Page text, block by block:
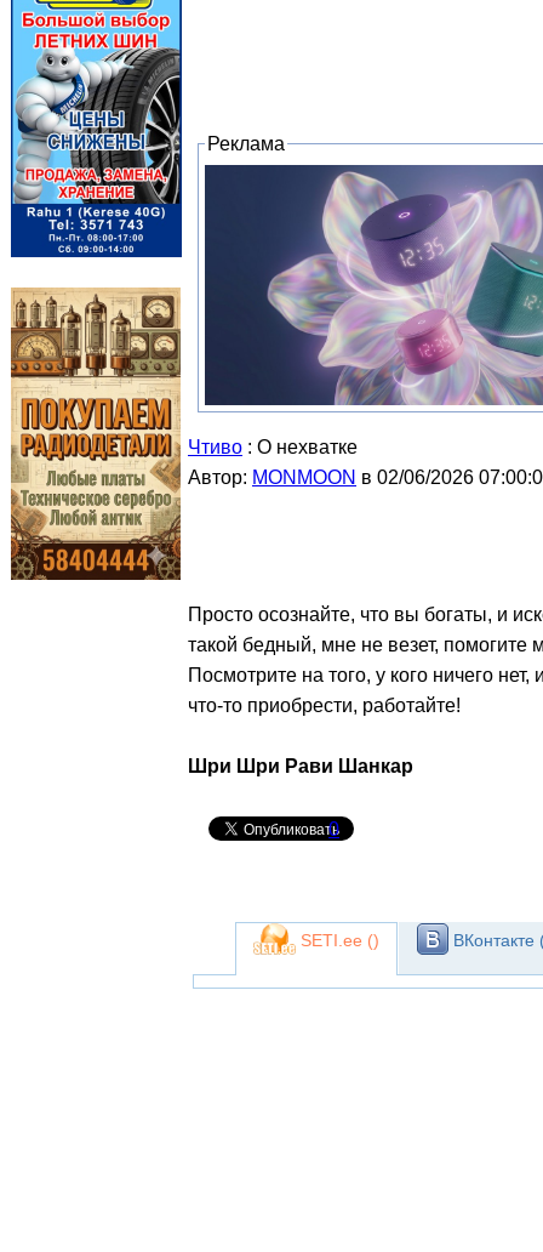
Реклама
Чтиво : О нехватке
Автор: MONMOON в 02/06/2026
Просто осознайте, что вы богаты, и
такой бедный, мне не везет, помогите
Посмотрите на того, у кого ничего
что-то приобрести, работайте!
Шри Шри Рави Шанкар
0
SETI.ee () ВКонтакте